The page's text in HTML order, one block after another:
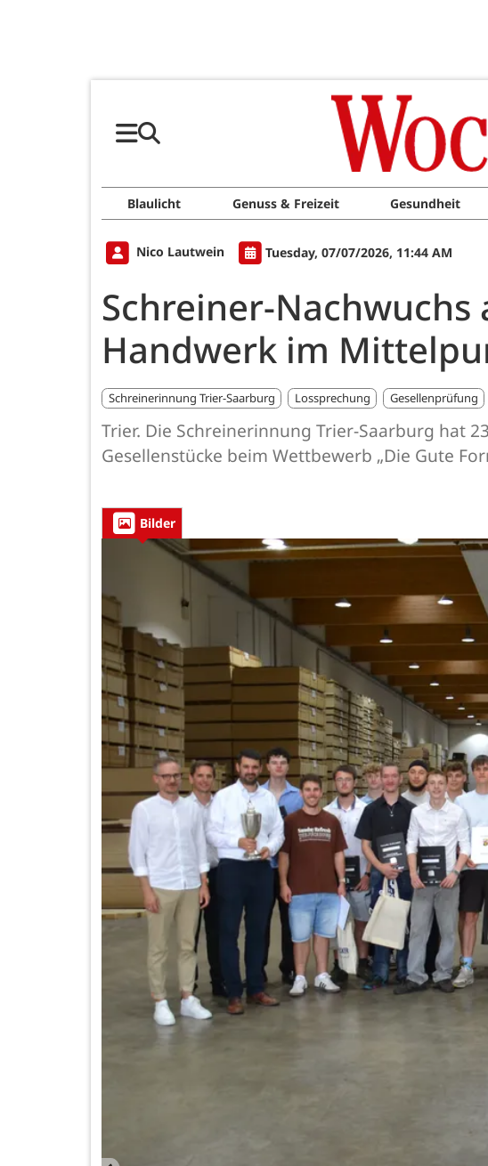
Blaulicht Genuss & Freizeit Gesundheit
Nico Lautwein Tuesday, 07/07/2026, 11:44 AM
Schreiner-
Handwerk im
Schreinerinnung Trier-Saarburg Lossprechung Gesellenprüfung
Trier. Die Schreinerinnung Trier-Saarburg hat
Gesellenstücke beim Wettbewerb „Die Gute
Bilder